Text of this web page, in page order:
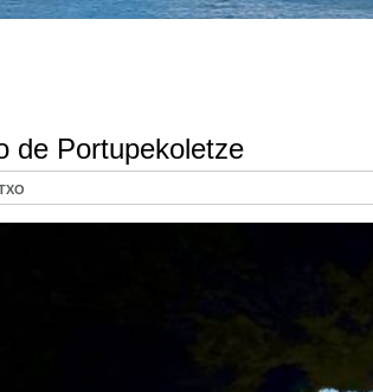
de Portupekoletze